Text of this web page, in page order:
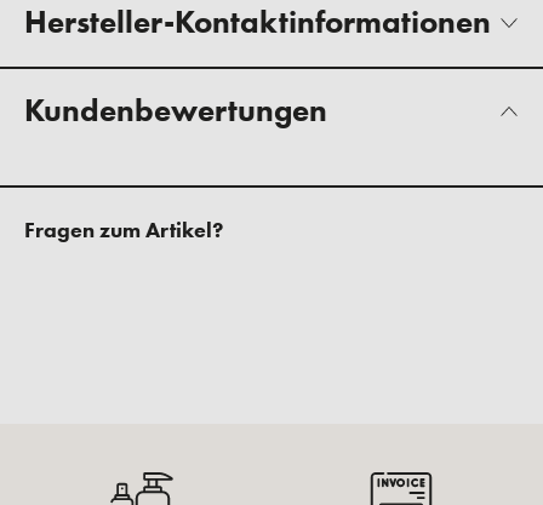
Hersteller-Kontaktinformationen
Kundenbewertungen
Fragen zum Artikel?